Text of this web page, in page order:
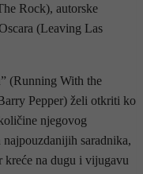
Rock), autorske
(Leaving Las
(Running With the
Pepper) želi otkriti ko
njegovog
saradnika,
kreće na dugu i vijugavu